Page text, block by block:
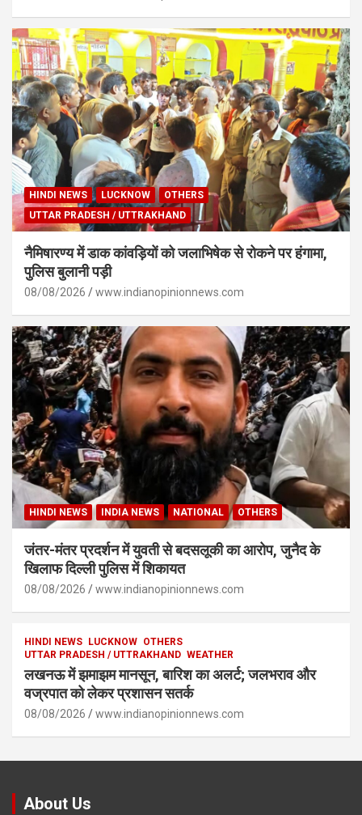
HINDI NEWS LUCKNOW
OTHERS
UTTAR PRADESH / UTTRAKHAND
नैमिषारण्य में डाक कांवड़ियों को जलाभिषेक से रोकने पर हंगामा,
पुलिस बुलानी पड़ी
08/08/2026 www.indianopinionnews.com
HINDI NEWS INDIA NEWS NATIONAL OTHERS
जंतर-मंतर प्रदर्शन में युवती से बदसलूकी का आरोप, जुनैद के
खिलाफ दिल्ली पुलिस में शिकायत
08/08/2026 www.indianopinionnews.com
HINDI NEWS LUCKNOW OTHERS
UTTAR PRADESH / UTTRAKHAND WEATHER
लखनऊ में झमाझम मानसून, बारिश का अलर्ट; जलभराव और
वज्रपात को लेकर प्रशासन सतर्क
08/08/2026 www.indianopinionnews.com
About Us